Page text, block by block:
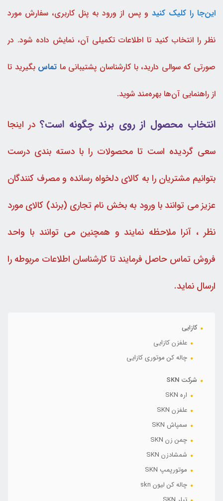
این‌جا را کلیک کنید و پس از ورود به پنل کاربری، سفارش مورد
نظر را انتخاب کنید تا اطلاعات تکمیلی آن، نمایش داده شود. در
صورتی که سوالی دارید، با کارشناسان پشتیبانی ما تماس بگیرید تا
از راهنمایی آن‌ها بهره‌مند شوید.
انتخاب محصول از روی برند چگونه است؟ در اینجا
سعی گردیده است تا محصولات را با دسته بندی درست
بتوانیم مشتریان را به کالای دلخواه رسانده و مصرف کنندگان
عزیز می توانند با ورود به بخش نام تجاری (برند) کالای مورد
نظر ، آنرا ملاحظه نمایند و همچنین می توانند با واحد
فروش تماس حاصل فرمایند تا کارشناسان اطلاعات مربوطه را
ارسال نماید.
کازایی
علفزن کازایی
چاله کن موتوری کازایی
شرکت SKN
اره SKN
علفزن SKN
سمپاش SKN
چمن زن SKN
شمشادزن SKN
موتورپمپ SKN
چاله کن لیون skn